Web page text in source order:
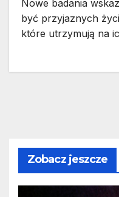
Nowe badania
być przyjaznych
które utrzymują na
Zobacz jeszcze